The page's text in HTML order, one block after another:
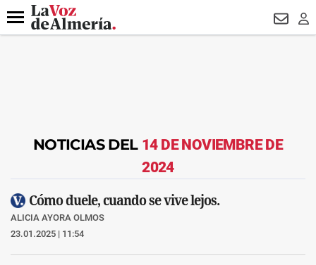
DESTACADO TURISMO
Menú
NOTICIAS DEL 14 DE NOVIEMBRE DE
2024
Cómo duele, cuando se vive lejos.
ALICIA AYORA OLMOS
23.01.2025 | 11:54